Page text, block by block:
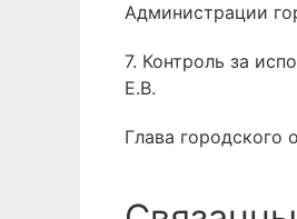
Администрации
7. Контроль за
Е.В.
Глава городского